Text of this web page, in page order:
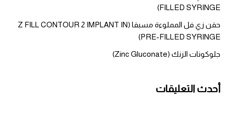
FILLED SYRINGE)
حقن زي فل المملوءة مسبقا (Z FILL CONTOUR 2 IMPLANT IN
PRE-FILLED SYRINGE)
جلوكونات الزنك (Zinc Gluconate)
أحدث التعليقات